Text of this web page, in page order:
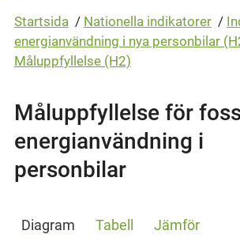
Startsida / Nationella indikatorer /
energianvändning i nya personbilar
Måluppfyllelse (H2)
Måluppfyllelse för
energianvändning i
personbilar
Diagram Tabell Jämför